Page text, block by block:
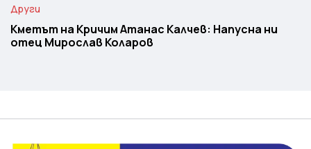
Други
Кметът на Кричим Атанас Калчев: Напусна ни
отец Мирослав Коларов